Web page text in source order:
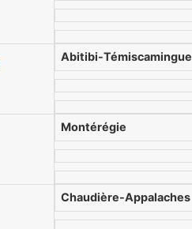
Abitibi-Témiscamingue
Montérégie
Chaudière-Appalaches